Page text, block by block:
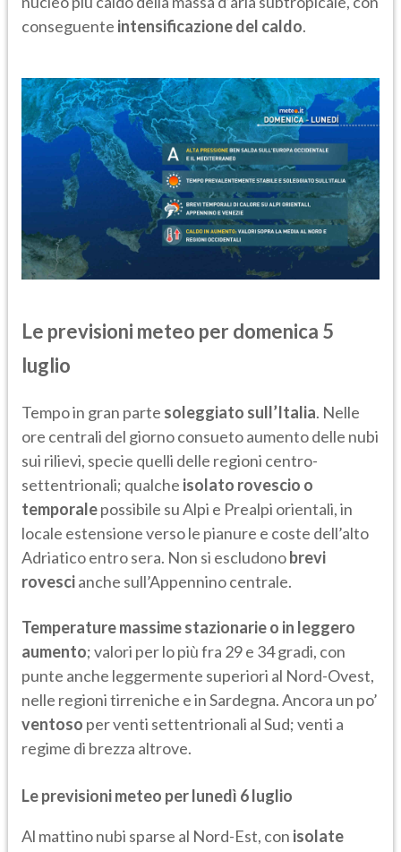
conseguente intensificazione del caldo.
Le previsioni meteo per domenica 5
luglio
Tempo in gran parte soleggiato sull’Italia. Nelle
ore centrali del giorno consueto aumento delle nubi
sui rilievi, specie quelli delle regioni centro-
settentrionali; qualche isolato rovescio o
temporalepossibile su Alpi e Prealpi orientali, in
locale estensione verso le pianure e coste dell’alto
Adriatico entro sera. Non si escludonobrevi
rovescianche sull’Appennino centrale.
Temperature massime stazionarie o in leggero
aumento; valori per lo più fra 29 e 34 gradi, con
punte anche leggermente superiori al Nord-Ovest,
nelle regioni tirreniche e in Sardegna. Ancora un po’
ventoso per venti settentrionali al Sud; venti a
regime di brezza altrove.
Le previsioni meteo per lunedì 6 luglio
Al mattino nubi sparse al Nord-Est, con isolate